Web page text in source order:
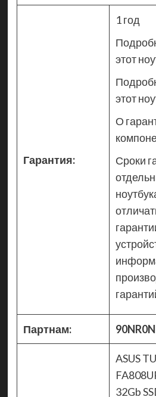
Гарантия:
1 год
этот
этот
О
Сроки
Партнам:
ASUS
32Gb